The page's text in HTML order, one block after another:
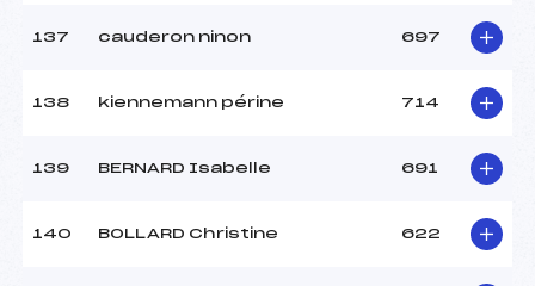
137 cauderon ninon 697
138 kiennemann périne 714
139 BERNARD Isabelle 691
140 BOLLARD Christine 622